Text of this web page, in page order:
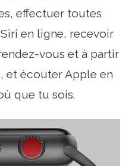
effectuer toutes
en ligne, recevoir
vous et à partir
et écouter Apple en
que tu sois.